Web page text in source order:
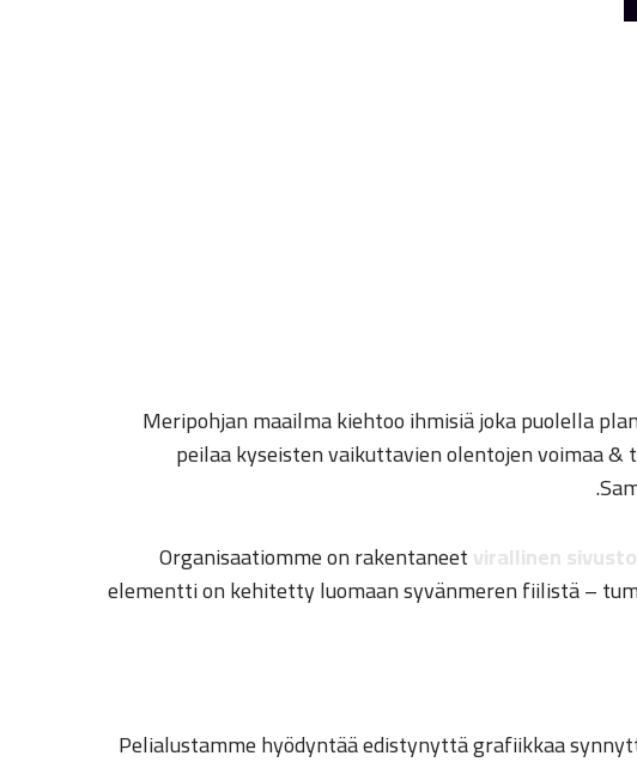
Meripohjan maailma kiehtoo ihmisiä joka puolella
peilaa kyseisten vaikuttavien olentojen voimaa
Organisaatiomme on rakentaneetvirallinen sivusto
elementti on kehitetty luomaan syvänmeren fiilistä –
Pelialustamme hyödyntää edistynyttä grafiikkaa